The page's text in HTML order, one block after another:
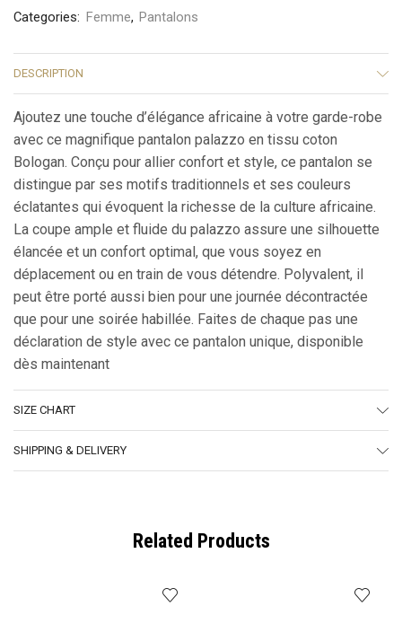
Categories: Femme, Pantalons
DESCRIPTION
Ajoutez une touche d’élégance africaine à votre garde-robe
avec ce magnifique pantalon palazzo en tissu coton
Bologan. Conçu pour allier confort et style, ce pantalon se
distingue par ses motifs traditionnels et ses couleurs
éclatantes qui évoquent la richesse de la culture africaine.
La coupe ample et fluide du palazzo assure une silhouette
élancée et un confort optimal, que vous soyez en
déplacement ou en train de vous détendre. Polyvalent, il
peut être porté aussi bien pour une journée décontractée
que pour une soirée habillée. Faites de chaque pas une
déclaration de style avec ce pantalon unique, disponible
dès maintenant
SIZE CHART
SHIPPING & DELIVERY
Related Products